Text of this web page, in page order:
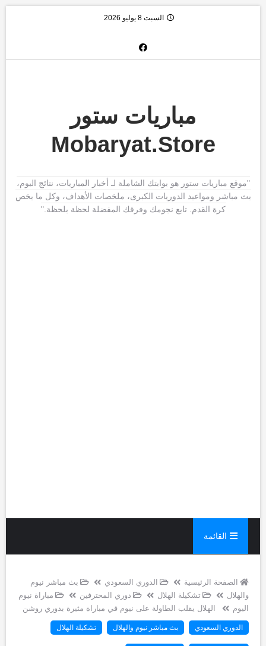
السبت 8 يوليو 2026
مباريات ستور
Mobaryat.Store
"موقع مباريات ستور هو بوابتك الشاملة لـ أخبار المباريات، نتائج اليوم،
بث مباشر ومواعيد الدوريات الكبرى، ملخصات الأهداف، وكل ما يخص
كرة القدم. تابع نجومك وفرقك المفضلة لحظة بلحظة."
القائمة
الصفحة الرئيسية الدوري السعودي
بث مباشر نيوم
والهلال
تشكيلة الهلال دوري المحترفين
مباراة نيوم
اليوم
الهلال يقلب الطاولة على نيوم في مباراة مثيرة بدوري روشن
الدوري السعودي بث مباشر نيوم والهلال تشكيلة الهلال